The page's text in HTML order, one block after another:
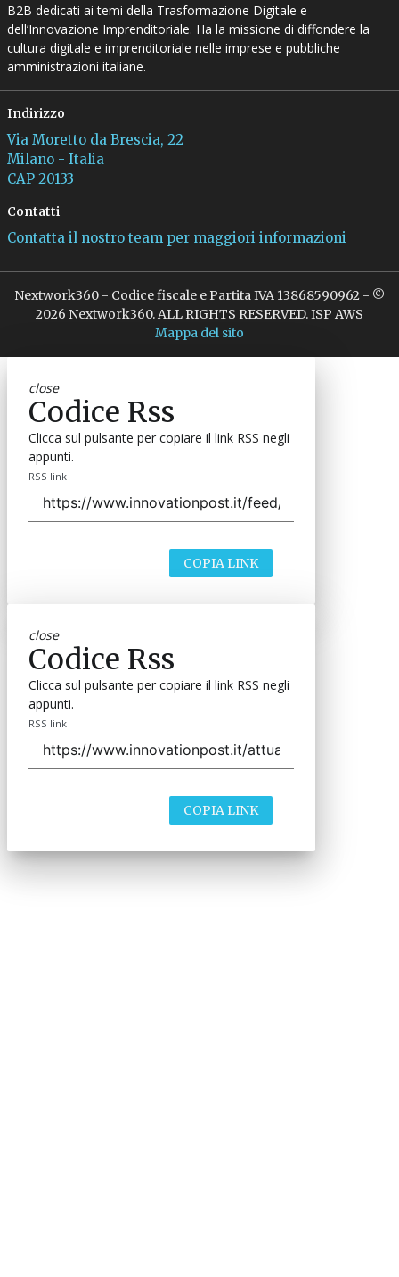
B2B dedicati ai temi della Trasformazione Digitale e
dell’Innovazione Imprenditoriale. Ha la missione di diffondere la
cultura digitale e imprenditoriale nelle imprese e pubbliche
amministrazioni italiane.
Indirizzo
Via Moretto da Brescia, 22
Milano - Italia
CAP 20133
Contatti
Contatta il nostro team per maggiori informazioni
Nextwork360 - Codice fiscale e Partita IVA 13868590962 - ©
2026 Nextwork360. ALL RIGHTS RESERVED. ISP AWS
Mappa del sito
close
Codice Rss
Clicca sul pulsante per copiare il link RSS negli
appunti.
RSS link
COPIA LINK
close
Codice Rss
Clicca sul pulsante per copiare il link RSS negli
appunti.
RSS link
COPIA LINK